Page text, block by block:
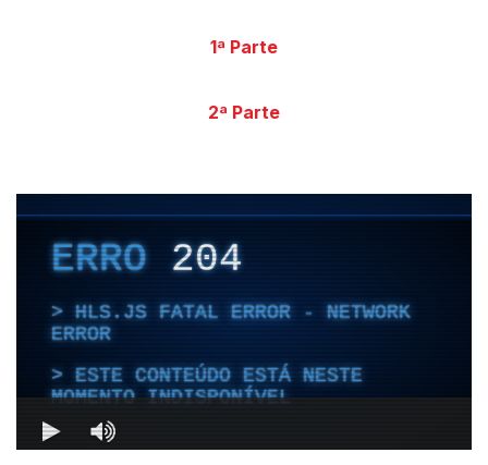
1ª Parte
2ª Parte